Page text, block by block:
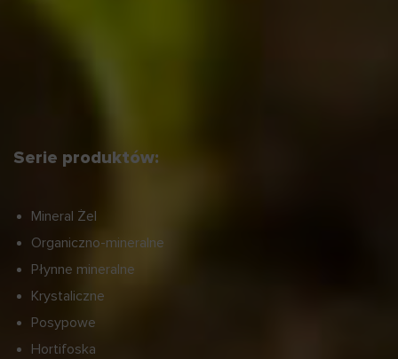
Serie produktów:
Mineral Żel
Organiczno-mineralne
Płynne mineralne
Krystaliczne
Posypowe
Hortifoska